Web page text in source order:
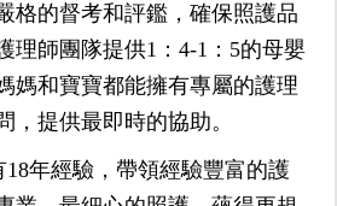
格的督考和評鑑，確保照護品
理師團隊提供1：4-1：5的母嬰
媽和寶寶都能擁有專屬的護理
，提供最即時的協助。
年經驗，帶領經驗豐富的護